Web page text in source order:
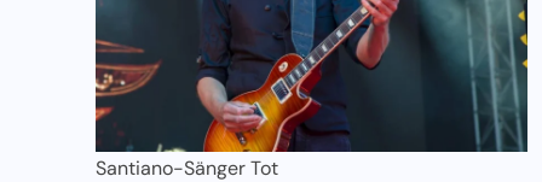
Santiano-Sänger Tot